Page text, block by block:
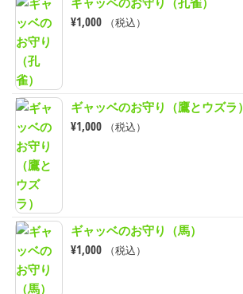
¥1,000 （税込）
ギャッベのお守り（鷹とウズラ）
¥1,000 （税込）
ギャッベのお守り（馬）
¥1,000 （税込）